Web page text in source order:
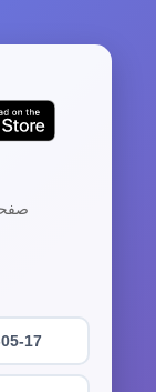
صفحه 1 از 343 | مجموع
17